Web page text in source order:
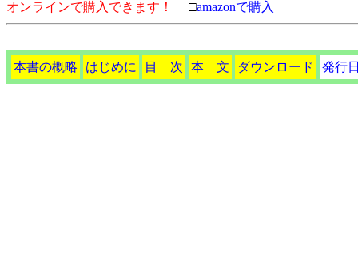
オンラインで購入できます！ □amazonで購入
本書の概略 はじめに 目 次 本 文 ダウンロード 発行